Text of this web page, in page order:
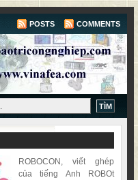
POSTS COMMENTS
ROBOCON, viết ghép
của tiếng Anh ROBOt